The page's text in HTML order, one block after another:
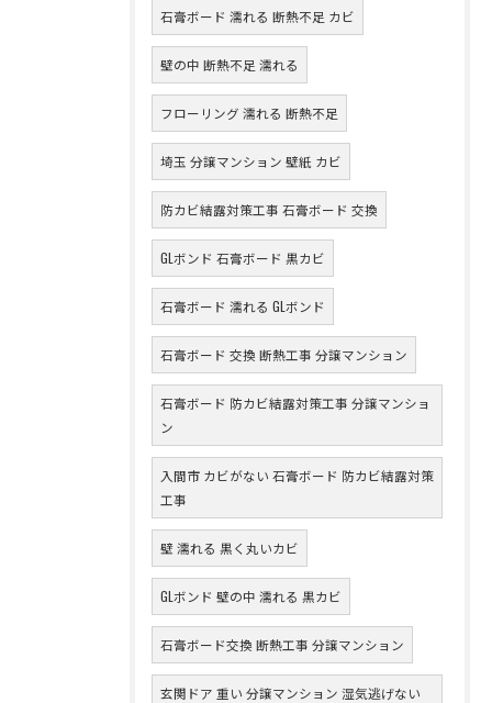
石膏ボード 濡れる 断熱不足 カビ
壁の中 断熱不足 濡れる
フローリング 濡れる 断熱不足
埼玉 分譲マンション 壁紙 カビ
防カビ結露対策工事 石膏ボード 交換
GLボンド 石膏ボード 黒カビ
石膏ボード 濡れる GLボンド
石膏ボード 交換 断熱工事 分譲マンション
石膏ボード 防カビ結露対策工事 分譲マンショ
ン
入間市 カビがない 石膏ボード 防カビ結露対策
工事
壁 濡れる 黒く丸いカビ
GLボンド 壁の中 濡れる 黒カビ
石膏ボード交換 断熱工事 分譲マンション
玄関ドア 重い 分譲マンション 湿気逃げない